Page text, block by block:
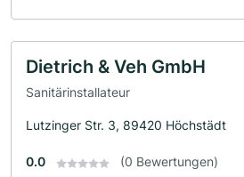
Dietrich & Veh GmbH
Sanitärinstallateur
Lutzinger Str. 3, 89420 Höchstädt
0.0 (0 Bewertungen)